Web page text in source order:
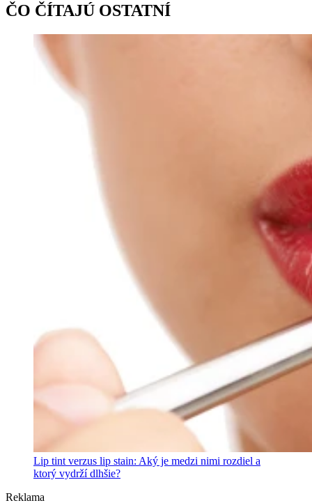
ČO ČÍTAJÚ OSTATNÍ
Lip tint verzus lip stain: Aký je medzi nimi rozdiel a
ktorý vydrží dlhšie?
Reklama